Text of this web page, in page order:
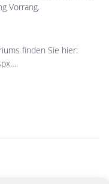
Vorrang.
finden Sie hier:
.